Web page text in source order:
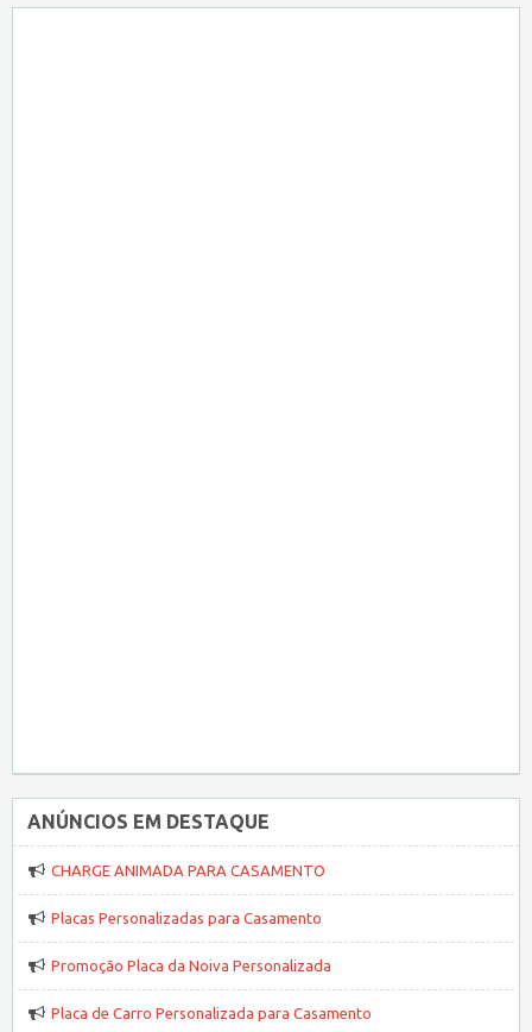
ANÚNCIOS EM DESTAQUE
CHARGE ANIMADA PARA CASAMENTO
Placas Personalizadas para Casamento
Promoção Placa da Noiva Personalizada
Placa de Carro Personalizada para Casamento